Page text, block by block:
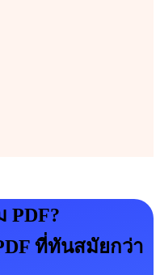
PDF?
ที่ทันสมัยกว่า